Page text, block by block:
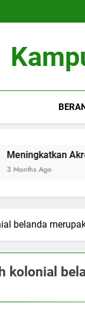
Akreditasi
belanda
kolonial